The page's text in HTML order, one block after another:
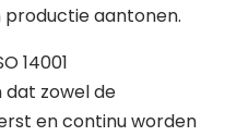
productie aantonen.
14001
zowel de
en continu worden